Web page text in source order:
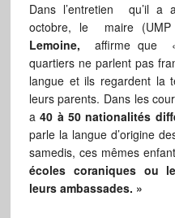
Dans l’entretien qu’il a
octobre, le maire
Lemoine, affirme que
quartiers ne parlent pas
langue et ils regardent la
leurs parents. Dans les
a40 à 50 nationalités
parle la langue d’origine
samedis, ces mêmes
écoles coraniques ou
leurs ambassades. »